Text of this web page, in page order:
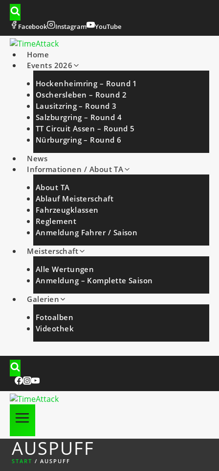
Zum
Inhalt
springenFacebook Instagram YouTube
Home
Events 2026
Hockenheimring – Round 1
Oschersleben – Round 2
Lausitzring – Round 3
Salzburgring – Round 4
TT Circuit Assen – Round 5
Nürburgring – Round 6
News
Informationen / About TA
About TA
Ablauf Meisterschaft
Fahrzeugklassen
Reglement
Anmeldung Fahrer / Saison
Meisterschaft
Alle Wertungen
Anmeldung – Komplette Saison
Galerien
Fotoalben
Videothek
AUSPUFF
START / AUSPUFF